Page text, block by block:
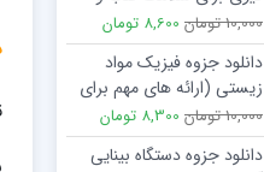
مقابله با التهاب
10,000 تومان 8,600 تومان
دانلود جزوه فیزیک مواد
زیستی (ارائه های مهم برای
امتحان)
10,000 تومان 8,300 تومان
دانلود جزوه دستگاه بینایی